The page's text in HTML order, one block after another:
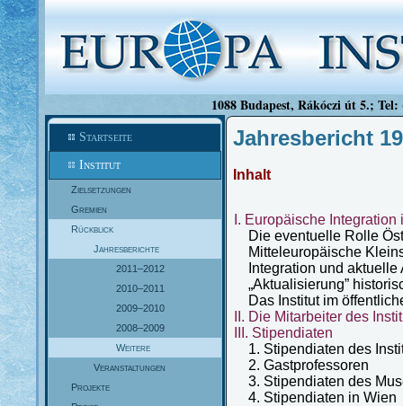
1088 Budapest, Rákóczi út 5.;
Startseite
Institut
Zielsetzungen
Gremien
Rückblick
Jahresberichte
2011–2012
2010–2011
2009–2010
2008–2009
Weitere
Veranstaltungen
Projekte
Jahresbericht
Inhalt
I. Europäische
Die eventuelle Rolle
Mitteleuropäische
Integration und aktuelle
„Aktualisierung”
Das Institut im
II. Die Mitarbeiter des
III. Stipendiaten
1. Stipendiaten des
2. Gastprofessoren
3. Stipendiaten des
4. Stipendiaten in Wien